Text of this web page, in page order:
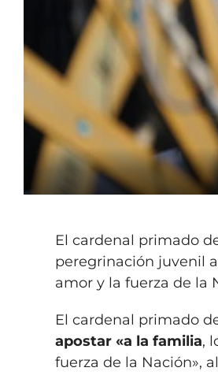
El cardenal primado
peregrinación juvenil
amor y la fuerza de la
El cardenal primado
apostar «a la familia,
fuerza de la Nación»,